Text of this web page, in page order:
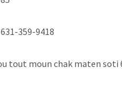
359-9418
tout moun chak maten soti